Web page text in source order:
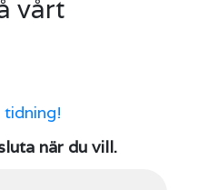
vårt
tidning!
när du vill.